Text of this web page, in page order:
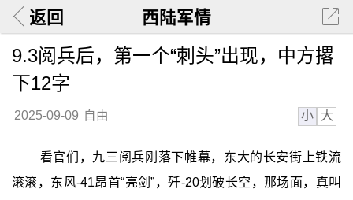
返回 西陆军情
9.3阅兵后，第一个“刺头”出现，中方撂
下12字
2025-09-09 自由 小 大
看官们，九三阅兵刚落下帷幕，东大的长安街上铁流
滚滚，东风-41昂首“亮剑”，歼-20划破长空，那场面，真叫